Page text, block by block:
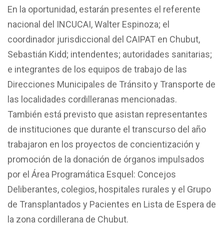
En la oportunidad, estarán presentes el referente
nacional del INCUCAI, Walter Espinoza; el
coordinador jurisdiccional del CAIPAT en Chubut,
Sebastián Kidd; intendentes; autoridades sanitarias;
e integrantes de los equipos de trabajo de las
Direcciones Municipales de Tránsito y Transporte de
las localidades cordilleranas mencionadas.
También está previsto que asistan representantes
de instituciones que durante el transcurso del año
trabajaron en los proyectos de concientización y
promoción de la donación de órganos impulsados
por el Área Programática Esquel: Concejos
Deliberantes, colegios, hospitales rurales y el Grupo
de Transplantados y Pacientes en Lista de Espera de
la zona cordillerana de Chubut.